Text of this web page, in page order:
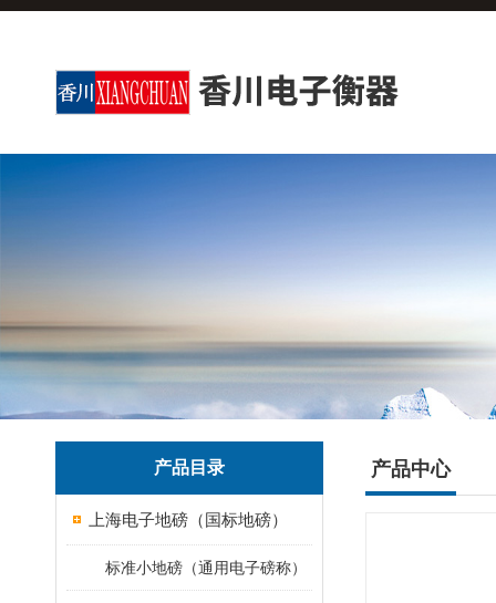
产品目录
上海电子地磅（国标地磅）
标准小地磅（通用电子磅称）
产品中心